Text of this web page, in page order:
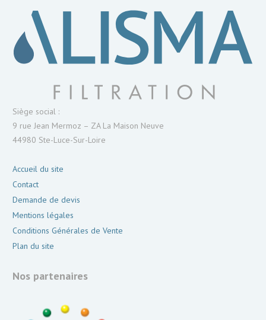
Siège social :
9 rue Jean Mermoz – ZA La Maison Neuve
44980 Ste-Luce-Sur-Loire
Accueil du site
Contact
Demande de devis
Mentions légales
Conditions Générales de Vente
Plan du site
Nos partenaires